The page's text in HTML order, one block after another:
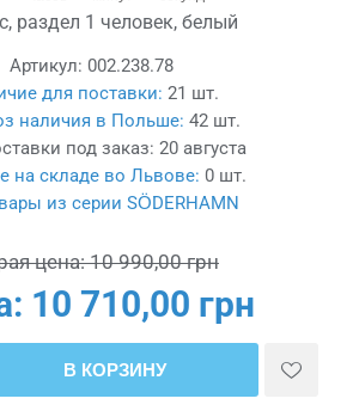
раздел 1 человек, белый
Артикул: 002.238.78
для поставки: 21 шт.
наличия в Польше: 42 шт.
под заказ: 20 августа
на складе во Львове: 0 шт.
из серии SÖDERHAMN
цена:10 990,00 грн
10 710,00 грн
В КОРЗИНУ